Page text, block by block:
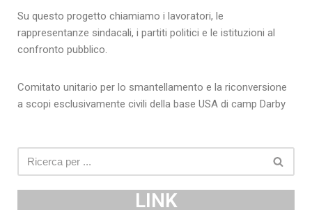
Su questo progetto chiamiamo i lavoratori, le
rappresentanze sindacali, i partiti politici e le istituzioni al
confronto pubblico.
Comitato unitario per lo smantellamento e la riconversione
a scopi esclusivamente civili della base USA di camp Darby
LINK